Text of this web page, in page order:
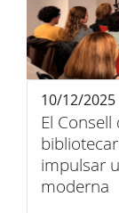
El
impulsar
moderna
10/12/2025